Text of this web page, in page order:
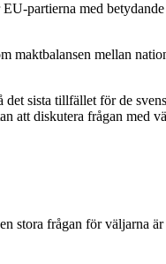
partierna med
maktbalansen mellan
sista tillfället för de
att diskutera frågan med
stora frågan för väljarna